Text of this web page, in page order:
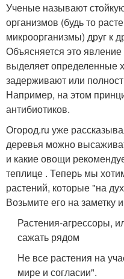
Ученые называют
организмов (будь то
микроорганизмы) друг к
Объясняется это
выделяет определенные
задерживают или
Например, на этом
антибиотиков.
Огород.ru уже
деревья можно
и какие овощи
теплице . Теперь мы
растений, которые "на
Возьмите его на
Растения-агрессоры,
сажать рядом
Не все растения на
мире и согласии".